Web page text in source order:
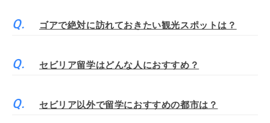
ゴアで絶対に訪れておきたい観光スポットは？
セビリア留学はどんな人におすすめ？
セビリア以外で留学におすすめの都市は？